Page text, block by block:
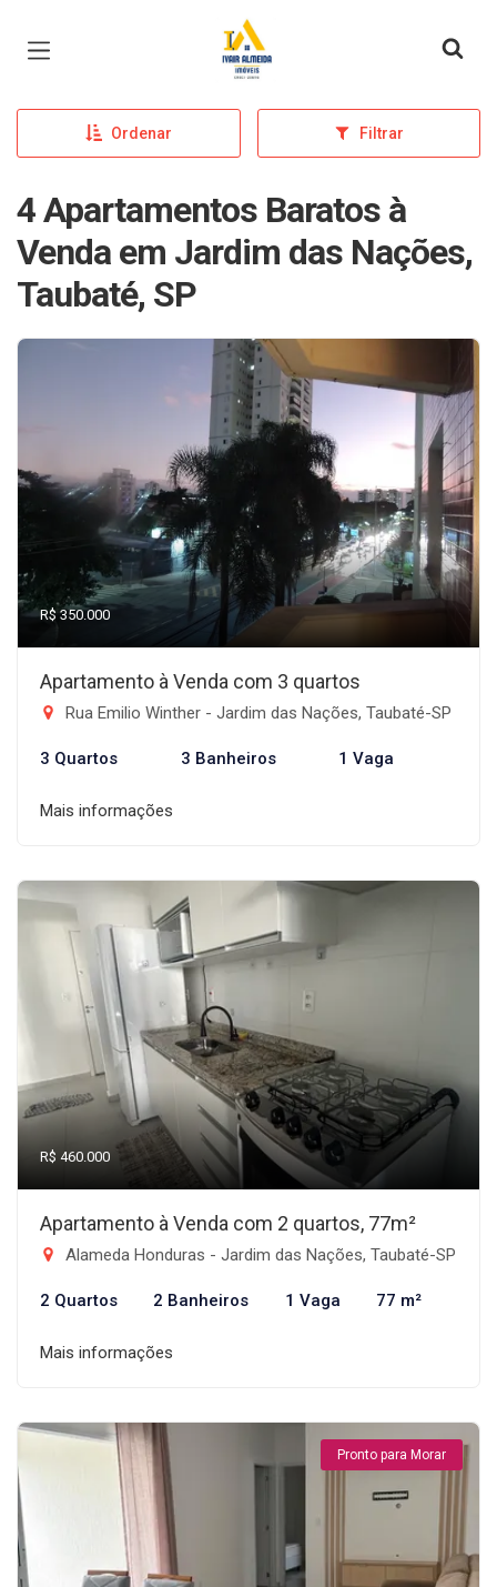
Página inicial
Ordenar Filtrar
4 Apartamentos Baratos à
Venda em Jardim das Nações,
Taubaté, SP
R$ 350.000
Apartamento à Venda com 3 quartos
Rua Emilio Winther - Jardim das Nações, Taubaté-SP
3 Quartos 3 Banheiros 1 Vaga
Mais informações
R$ 460.000
Apartamento à Venda com 2 quartos, 77m²
Alameda Honduras - Jardim das Nações, Taubaté-SP
2 Quartos 2 Banheiros 1 Vaga 77 m²
Mais informações
Pronto para Morar